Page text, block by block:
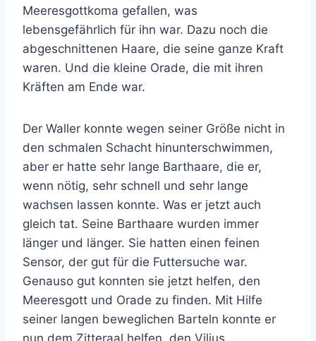
Meeresgottkoma gefallen, was
lebensgefährlich für ihn war. Dazu noch die
abgeschnittenen Haare, die seine ganze Kraft
waren. Und die kleine Orade, die mit ihren
Kräften am Ende war.
Der Waller konnte wegen seiner Größe nicht in
den schmalen Schacht hinunterschwimmen,
aber er hatte sehr lange Barthaare, die er,
wenn nötig, sehr schnell und sehr lange
wachsen lassen konnte. Was er jetzt auch
gleich tat. Seine Barthaare wurden immer
länger und länger. Sie hatten einen feinen
Sensor, der gut für die Futtersuche war.
Genauso gut konnten sie jetzt helfen, den
Meeresgott und Orade zu finden. Mit Hilfe
seiner langen beweglichen Barteln konnte er